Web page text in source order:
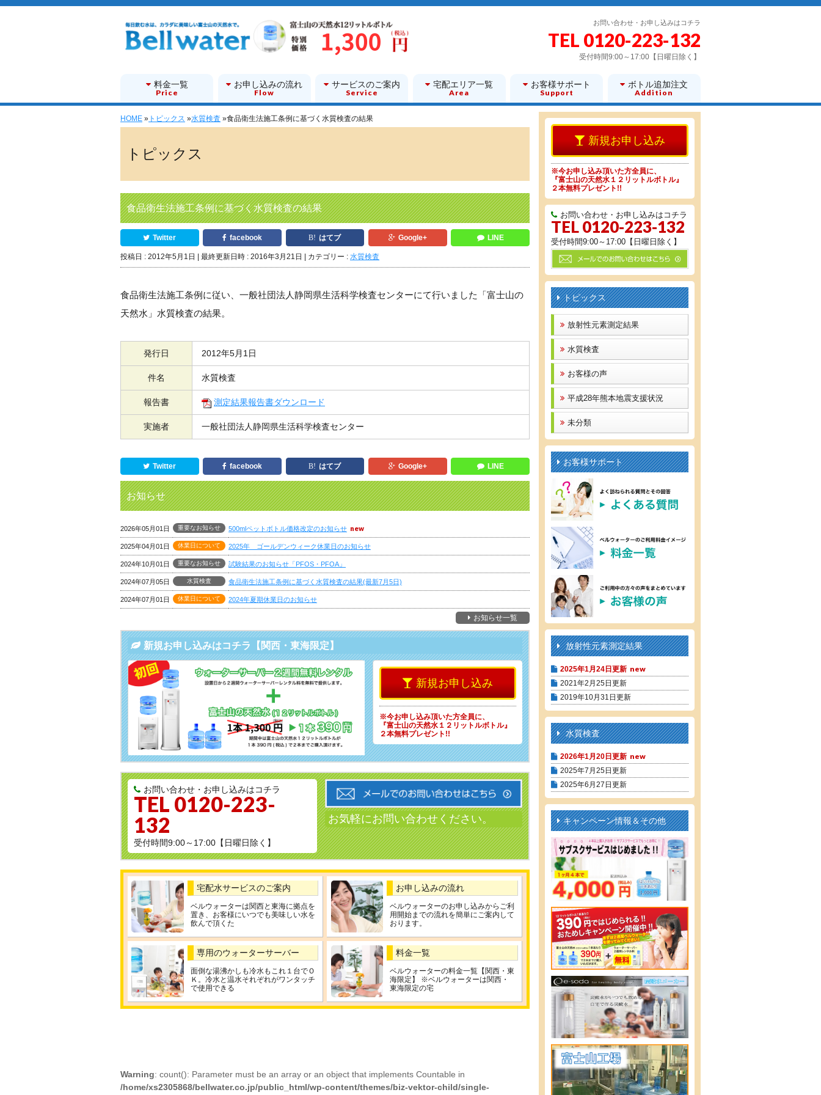
お問い合わせ・お申し込みはコチラ
TEL 0120-223-132
受付時間9:00～17:00【日曜日除く】
料金一覧
Price
お申し込みの流れ
Flow
サービスのご案内
Service
宅配エリア一覧
Area
お客様サポート
Support
ボトル追加注文
Addition
HOME » トピックス »水質検査 »食品衛生法施工条例に基づく水質検査の結果
トピックス
食品衛生法施工条例に基づく水質検査の結果
Twitter facebook はてブ Google+ LINE
投稿日 : 2012年5月1日 最終更新日時 : 2016年3月21日 カテゴリー : 水質検査
食品衛生法施工条例に従い、一般社団法人静岡県生活科学検査センターにて行いました「富士山の
天然水」水質検査の結果。
発行日 2012年5月1日
件名 水質検査
報告書 測定結果報告書ダウンロード
実施者 一般社団法人静岡県生活科学検査センター
Twitter facebook はてブ Google+ LINE
お知らせ
2026年05月01日 重要なお知らせ 500mlペットボトル価格改定のお知らせ
2025年04月01日 休業日について 2025年 ゴールデンウィーク休業日のお知らせ
2024年10月01日 重要なお知らせ 試験結果のお知らせ「PFOS・PFOA」
2024年07月05日 水質検査 食品衛生法施工条例に基づく水質検査の結果(最新7月5日)
2024年07月01日 休業日について 2024年夏期休業日のお知らせ
お知らせ一覧
新規お申し込みはコチラ【関西・東海限定】
新規お申し込み
※今お申し込み頂いた方全員に、
『富士山の天然水１２リットルボトル』
２本無料プレゼント!!
お問い合わせ・お申し込みはコチラ
TEL 0120-223-
132
受付時間9:00～17:00【日曜日除く】
宅配水サービスのご案内
ベルウォーターは関西と東海に拠点を
置き、お客様にいつでも美味しい水を
飲んで頂くた
お申し込みの流れ
ベルウォーターのお申し込みからご利
用開始までの流れを簡単にご案内して
おります。
専用のウォーターサーバー
面倒な湯沸かしも冷水もこれ１台でＯ
Ｋ。冷水と温水それぞれがワンタッチ
で使用できる
料金一覧
ベルウォーターの料金一覧【関西・東
海限定】 ※ベルウォーターは関西・
東海限定の宅
Warning: count(): Parameter must be an array or an object that implements Countable in
/home/xs2305868/bellwater.co.jp/public_html/wp-content/themes/biz-vektor-child/single-
※今お申し込み頂いた方全員に、
『富士山の天然水１２リットルボトル』
２本無料プレゼント!!
お問い合わせ・お申し込みはコチラ
TEL 0120-223-132
受付時間9:00～17:00【日曜日除く】
トピックス
放射性元素測定結果
水質検査
お客様の声
平成28年熊本地震支援状況
未分類
お客様サポート
放射性元素測定結果
2025年1月24日更新
2021年2月25日更新
2019年10月31日更新
水質検査
2026年1月20日更新
2025年7月25日更新
2025年6月27日更新
キャンペーン情報＆その他